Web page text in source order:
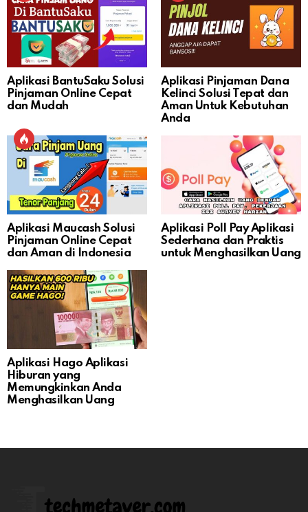
Aplikasi BantuSaku Solusi
Pinjaman Online Cepat
dan Mudah
Aplikasi Pinjaman Dana
Kelinci Solusi Tepat dan
Aman Untuk Kebutuhan
Anda
Aplikasi Maucash Solusi
Pinjaman Online Cepat
dan Aman di Indonesia
Aplikasi Poll Pay Aplikasi
Sederhana dan Praktis
untuk Menghasilkan Uang
Aplikasi Hago Aplikasi
Hiburan yang
Memungkinkan Anda
Menghasilkan Uang